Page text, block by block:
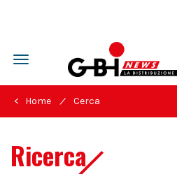
Toggle
navigation
< Home / Cerca
Ricerca